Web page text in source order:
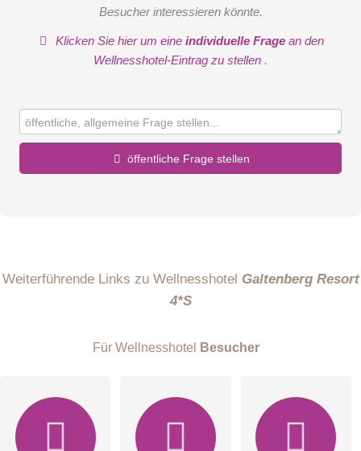
Besucher interessieren könnte.
Klicken Sie hier um eineindividuelle Frage an den
Wellnesshotel-Eintrag zu stellen .
öffentliche Frage stellen
Weiterführende Links zu Wellnesshotel Galtenberg Resort
4*S
Für Wellnesshotel Besucher